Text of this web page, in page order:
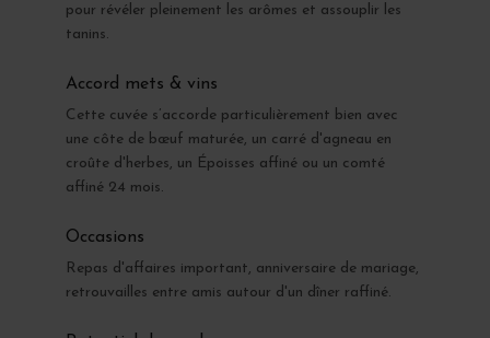
pour révéler pleinement les arômes et assouplir les
tanins.
Accord mets & vins
Cette cuvée s’accorde particulièrement bien avec
une côte de bœuf maturée, un carré d'agneau en
croûte d'herbes, un Époisses affiné ou un comté
affiné 24 mois.
Occasions
Repas d'affaires important, anniversaire de mariage,
retrouvailles entre amis autour d'un dîner raffiné.